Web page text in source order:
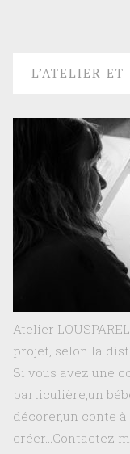
L’ATELIER ET
Atelier
projet, selon la
Si vous avez une
particulière,un
décorer,un conte
créer…Contactez